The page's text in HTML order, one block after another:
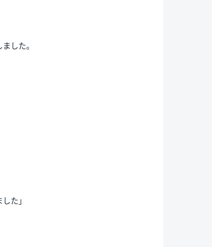
した。
た」